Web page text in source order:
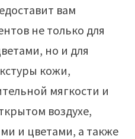
вам
не только для
но и для
кожи,
мягкости и
воздухе,
и цветами, а также